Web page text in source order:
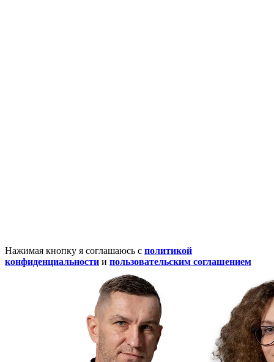
Нажимая кнопку я соглашаюсь с политикой
конфиденциальности и пользовательским соглашением